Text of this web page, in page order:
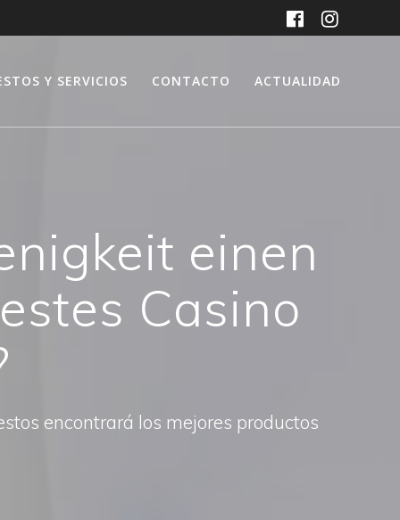
Y SERVICIOS CONTACTO ACTUALIDAD
einen
Casino
encontrará los mejores productos